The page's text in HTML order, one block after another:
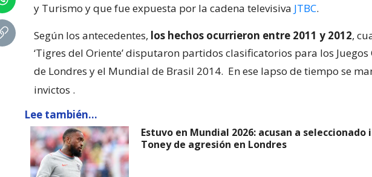
y Turismo y que fue expuesta por la cadena televisiva JTBC.
Según los antecedentes, los hechos ocurrieron entre 2011 y 2012,
‘Tigres del Oriente’ disputaron partidos clasificatorios para los
de Londres y el Mundial de Brasil 2014. En ese lapso de tiempo se
invictos .
Lee también...
Estuvo en Mundial 2026: acusan a seleccionado
Toney de agresión en Londres